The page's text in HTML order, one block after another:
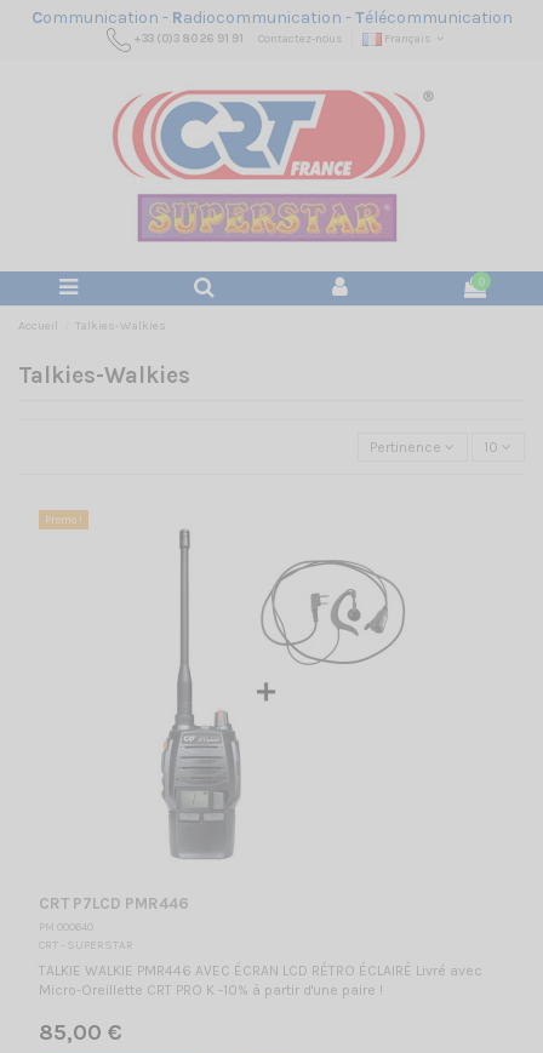
Communication - Radiocommunication -Télécommunication
+33 (0)3 80 26 91 91 Contactez-nous Français
0
Accueil Talkies-Walkies
Talkies-Walkies
Pertinence 10
Promo !
CRT P7LCD PMR446
PM 000640
CRT - SUPERSTAR
TALKIE WALKIE PMR446 AVEC ÉCRAN LCD RÉTRO ÉCLAIRÉ Livré avec
Micro-Oreillette CRT PRO K -10% à partir d'une paire !
85,00 €